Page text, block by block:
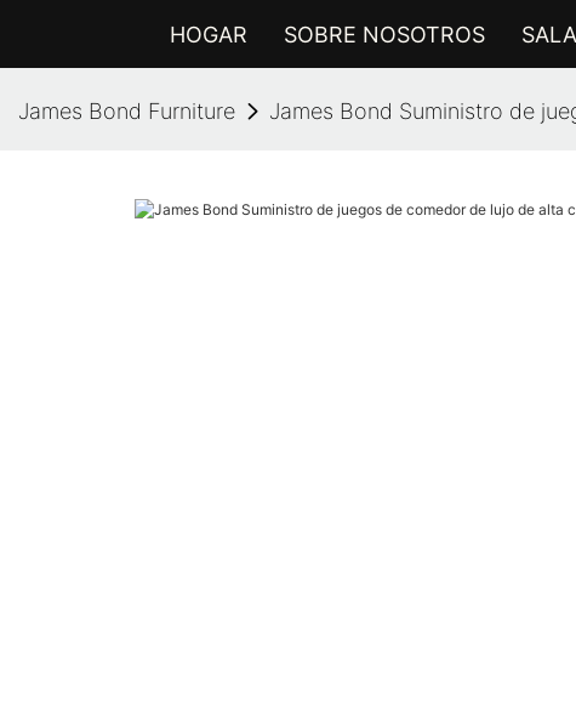
HOGAR SOBRE NOSOTROS
James Bond Furniture James Bond Suministro de